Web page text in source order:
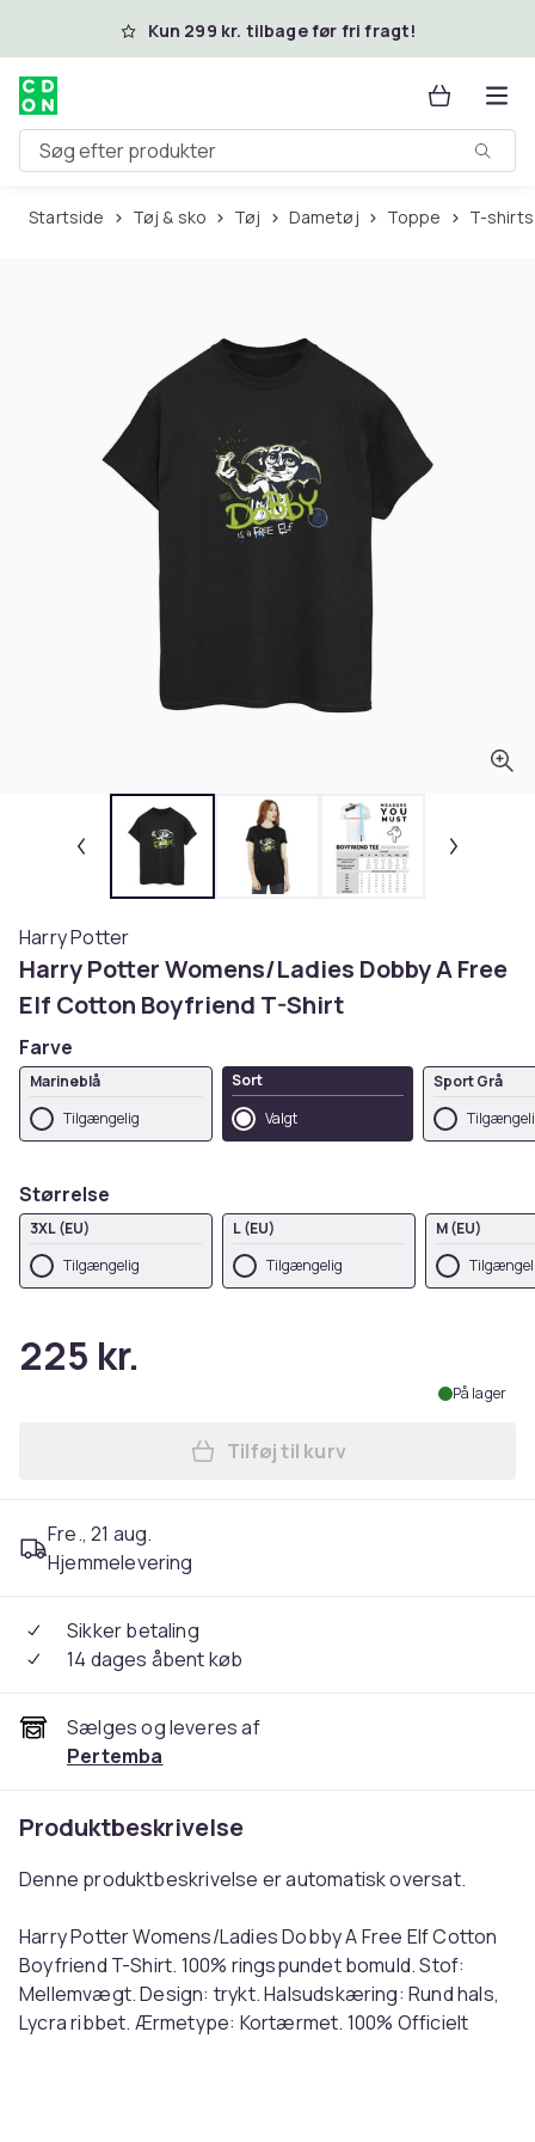
Spring til hovedindhold
Kun 299 kr. tilbage før fri fragt!
Søg efter produkter
Startside Tøj & sko Tøj Dametøj Toppe T-shirts
Harry Potter
Harry Potter Womens/Ladies Dobby A Free
Elf Cotton Boyfriend T-Shirt
Farve
Marineblå
Tilgængelig
Sort
Valgt
Sport Grå
Størrelse
3XL (EU)
Tilgængelig
L (EU)
Tilgængelig
M (EU)
225 kr.
På lager
Læg Harry Potter Womens/
Tilføj til kurv
Fre., 21 aug.
Hjemmelevering
Sikker betaling
14 dages åbent køb
Sælges og leveres af
Pertemba
Produktbeskrivelse
Denne produktbeskrivelse er automatisk oversat.
Harry Potter Womens/Ladies Dobby A Free Elf Cotton
Boyfriend T-Shirt. 100% ringspundet bomuld. Stof:
Mellemvægt. Design: trykt. Halsudskæring: Rund hals,
Lycra ribbet. Ærmetype: Kortærmet. 100% Officielt